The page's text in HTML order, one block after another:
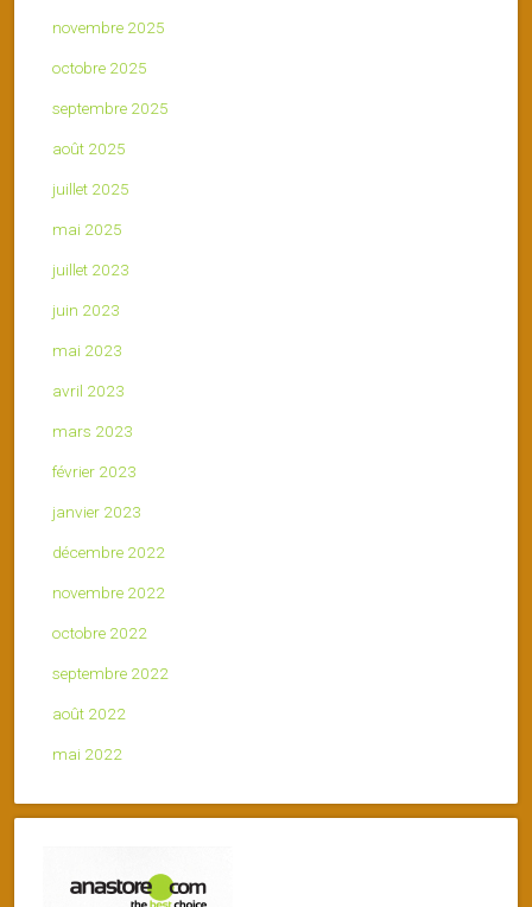
novembre 2025
octobre 2025
septembre 2025
août 2025
juillet 2025
mai 2025
juillet 2023
juin 2023
mai 2023
avril 2023
mars 2023
février 2023
janvier 2023
décembre 2022
novembre 2022
octobre 2022
septembre 2022
août 2022
mai 2022